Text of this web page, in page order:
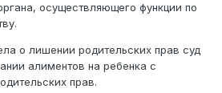
осуществляющего функции по
о лишении родительских прав суд
алиментов на ребенка с
прав.